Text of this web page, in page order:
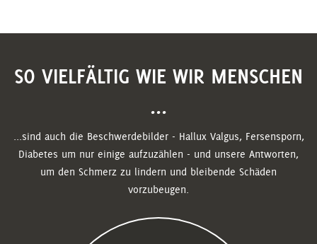
SO VIELFÄLTIG WIE WIR MENSCHEN
...
...sind auch die Beschwerdebilder - Hallux Valgus, Fersensporn,
Diabetes um nur einige aufzuzählen - und unsere Antworten,
um den Schmerz zu lindern und bleibende Schäden
vorzubeugen.